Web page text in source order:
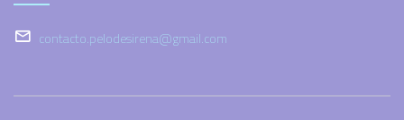
contacto.pelodesirena@gmail.com